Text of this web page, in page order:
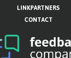
LINKPARTNERS
CONTACT